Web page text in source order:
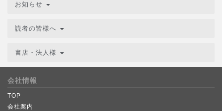
お知らせ
読者の皆様へ
書店・法人様
会社情報
TOP
会社案内